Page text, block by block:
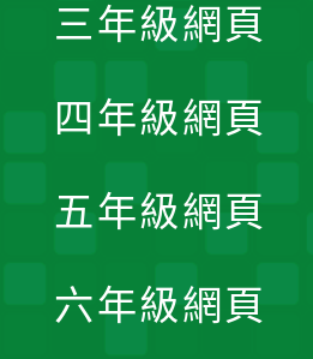
三年級網頁
四年級網頁
五年級網頁
六年級網頁